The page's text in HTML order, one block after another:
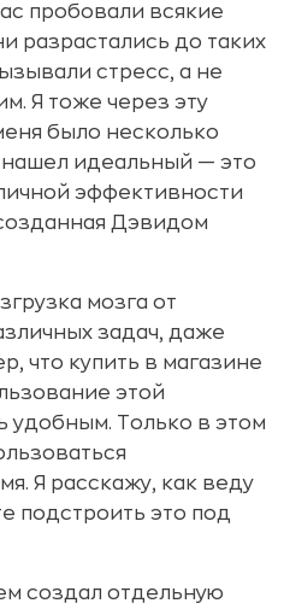
пробовали всякие
разрастались до таких
стресс, а не
Я тоже через эту
было несколько
идеальный — это
эффективности
Дэвидом
мозга от
задач, даже
что купить в магазине
этой
удобным. Только в этом
Я расскажу, как веду
подстроить это под
создал отдельную